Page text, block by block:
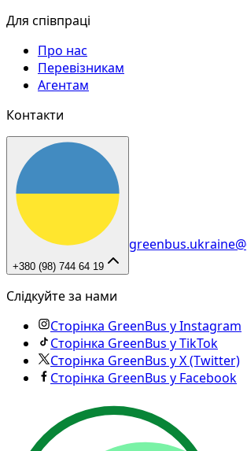
Для співпраці
Про нас
Перевізникам
Агентам
Контакти
+380 (98) 744 64 19
Слідкуйте за нами
Сторінка GreenBus у Instagram
Сторінка GreenBus у TikTok
Сторінка GreenBus у X (Twitter)
Сторінка GreenBus у Facebook